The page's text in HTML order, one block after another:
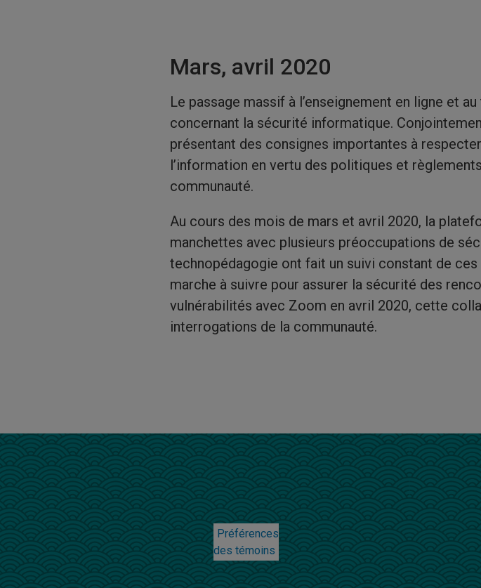
Mars, avril 2020
Le passage massif à l’enseignement en ligne et
concernant la sécurité informatique.
présentant des consignes importantes à
l’information en vertu des politiques et
communauté.
Au cours des mois de mars et avril 2020, la
manchettes avec plusieurs préoccupations de
technopédagogie ont fait un suivi constant de
marche à suivre pour assurer la sécurité des
vulnérabilités avec Zoom en avril 2020, cette
interrogations de la communauté.
Préférences
des témoins